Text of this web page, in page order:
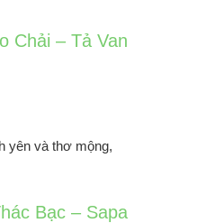
Chải – Tả Van
yên và thơ mộng,
Bạc – Sapa